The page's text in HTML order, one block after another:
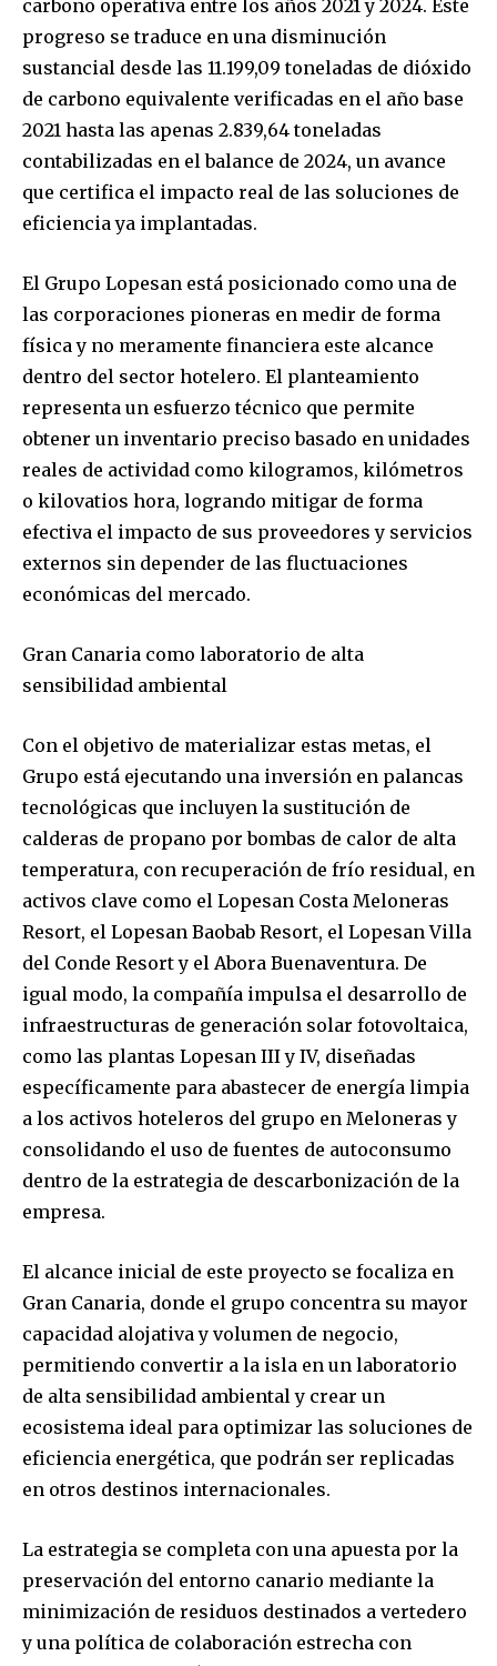
carbono operativa entre los años 2021 y 2024. Este
progreso se traduce en una disminución
sustancial desde las 11.199,09 toneladas de dióxido
de carbono equivalente verificadas en el año base
2021 hasta las apenas 2.839,64 toneladas
contabilizadas en el balance de 2024, un avance
que certifica el impacto real de las soluciones de
eficiencia ya implantadas.
El Grupo Lopesan está posicionado como una de
las corporaciones pioneras en medir de forma
física y no meramente financiera este alcance
dentro del sector hotelero. El planteamiento
representa un esfuerzo técnico que permite
obtener un inventario preciso basado en unidades
reales de actividad como kilogramos, kilómetros
o kilovatios hora, logrando mitigar de forma
efectiva el impacto de sus proveedores y servicios
externos sin depender de las fluctuaciones
económicas del mercado.
Gran Canaria como laboratorio de alta
sensibilidad ambiental
Con el objetivo de materializar estas metas, el
Grupo está ejecutando una inversión en palancas
tecnológicas que incluyen la sustitución de
calderas de propano por bombas de calor de alta
temperatura, con recuperación de frío residual, en
activos clave como el Lopesan Costa Meloneras
Resort, el Lopesan Baobab Resort, el Lopesan Villa
del Conde Resort y el Abora Buenaventura. De
igual modo, la compañía impulsa el desarrollo de
infraestructuras de generación solar fotovoltaica,
como las plantas Lopesan III y IV, diseñadas
específicamente para abastecer de energía limpia
a los activos hoteleros del grupo en Meloneras y
consolidando el uso de fuentes de autoconsumo
dentro de la estrategia de descarbonización de la
empresa.
El alcance inicial de este proyecto se focaliza en
Gran Canaria, donde el grupo concentra su mayor
capacidad alojativa y volumen de negocio,
permitiendo convertir a la isla en un laboratorio
de alta sensibilidad ambiental y crear un
ecosistema ideal para optimizar las soluciones de
eficiencia energética, que podrán ser replicadas
en otros destinos internacionales.
La estrategia se completa con una apuesta por la
preservación del entorno canario mediante la
minimización de residuos destinados a vertedero
y una política de colaboración estrecha con